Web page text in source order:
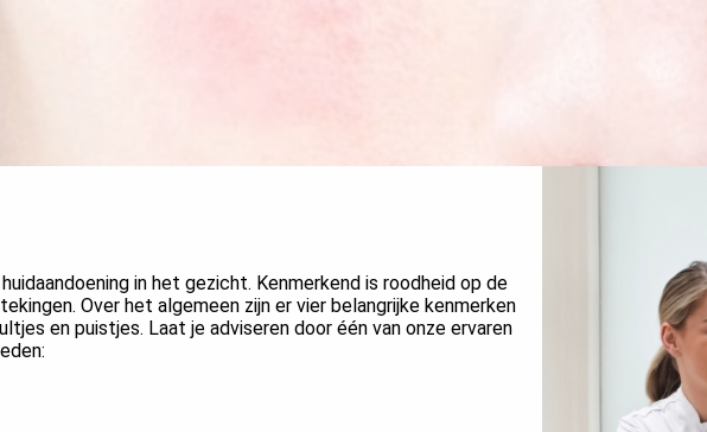
in het gezicht. Kenmerkend is roodheid op de
Over het algemeen zijn er vier belangrijke kenmerken
en puistjes. Laat je adviseren door één van onze ervaren